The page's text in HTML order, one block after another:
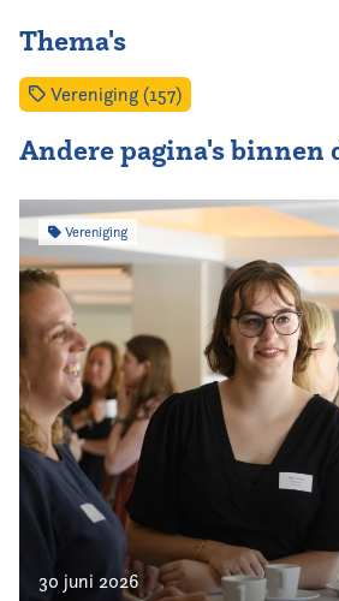
Thema's
Vereniging (157)
Andere pagina's binnen
Vereniging
30 juni 2026